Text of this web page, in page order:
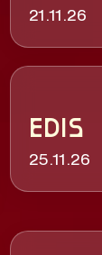
21.11.26
EDIS
25.11.26